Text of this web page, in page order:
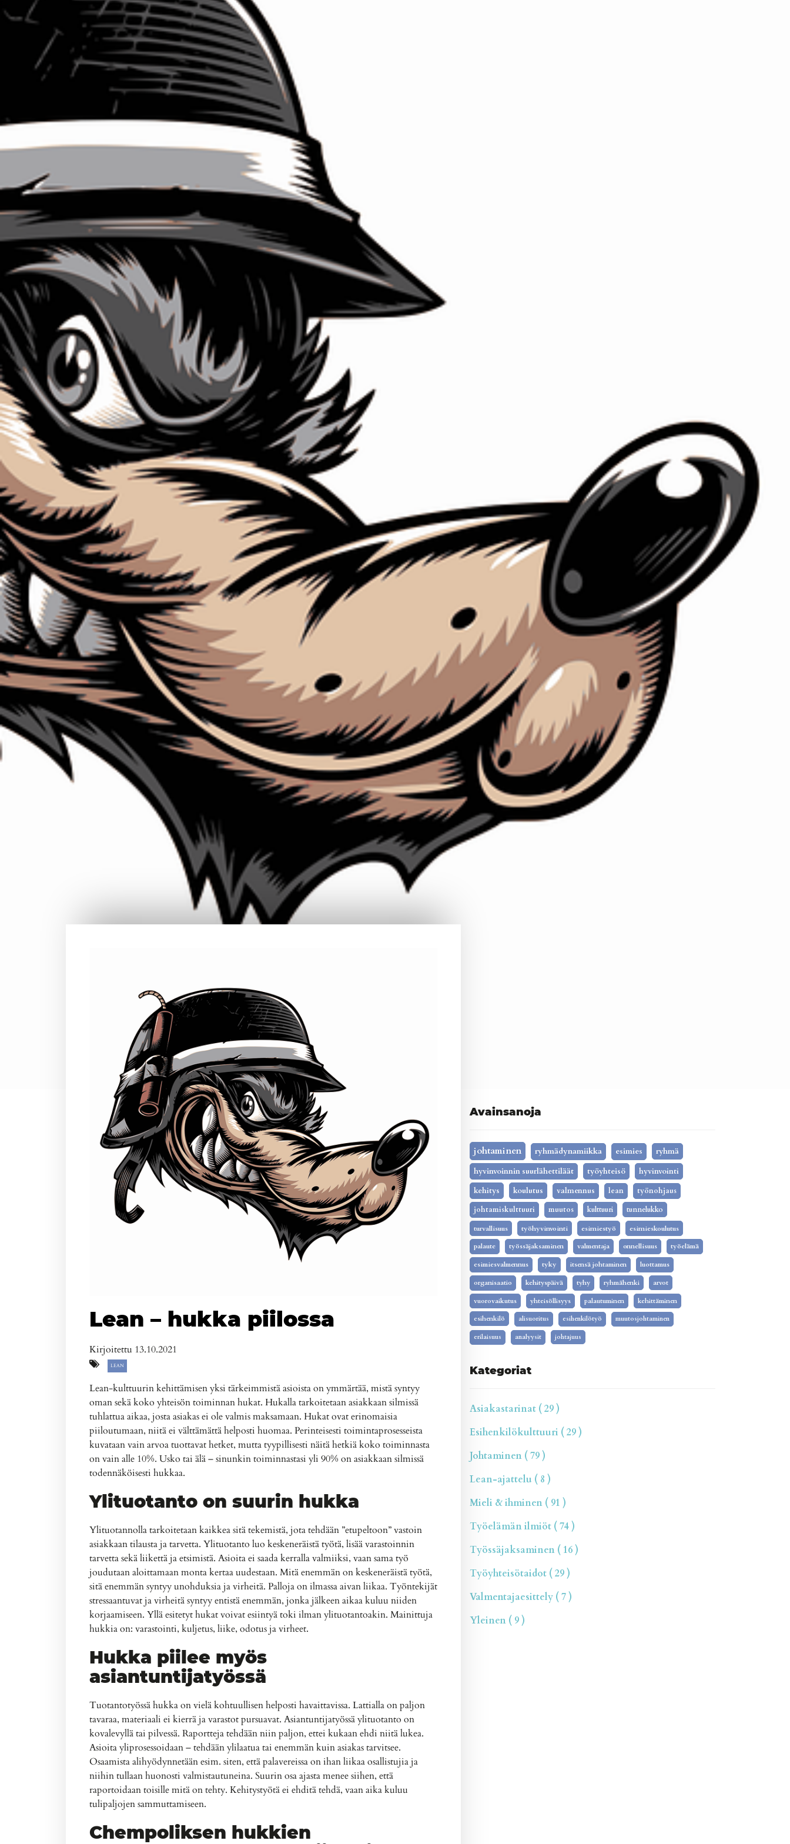
Lean – hukka piilossa
Kirjoitettu 13.10.2021
LEAN
Lean-kulttuurin kehittämisen yksi tärkeimmistä asioista on ymmärtää, mistä syntyy
oman sekä koko yhteisön toiminnan hukat. Hukalla tarkoitetaan asiakkaan silmissä
tuhlattua aikaa, josta asiakas ei ole valmis maksamaan. Hukat ovat erinomaisia
piiloutumaan, niitä ei välttämättä helposti huomaa. Perinteisesti toimintaprosesseista
kuvataan vain arvoa tuottavat hetket, mutta tyypillisesti näitä hetkiä koko toiminnasta
on vain alle 10%. Usko tai älä – sinunkin toiminnastasi yli 90% on asiakkaan silmissä
todennäköisesti hukkaa.
Ylituotanto on suurin hukka
Ylituotannolla tarkoitetaan kaikkea sitä tekemistä, jota tehdään ”etupeltoon” vastoin
asiakkaan tilausta ja tarvetta. Ylituotanto luo keskeneräistä työtä, lisää varastoinnin
tarvetta sekä liikettä ja etsimistä. Asioita ei saada kerralla valmiiksi, vaan sama työ
joudutaan aloittamaan monta kertaa uudestaan. Mitä enemmän on keskeneräistä työtä,
sitä enemmän syntyy unohduksia ja virheitä. Palloja on ilmassa aivan liikaa. Työntekijät
stressaantuvat ja virheitä syntyy entistä enemmän, jonka jälkeen aikaa kuluu niiden
korjaamiseen. Yllä esitetyt hukat voivat esiintyä toki ilman ylituotantoakin. Mainittuja
hukkia on: varastointi, kuljetus, liike, odotus ja virheet.
Hukka piilee myös
asiantuntijatyössä
Tuotantotyössä hukka on vielä kohtuullisen helposti havaittavissa. Lattialla on paljon
tavaraa, materiaali ei kierrä ja varastot pursuavat. Asiantuntijatyössä ylituotanto on
kovalevyllä tai pilvessä. Raportteja tehdään niin paljon, ettei kukaan ehdi niitä lukea.
Asioita yliprosessoidaan – tehdään ylilaatua tai enemmän kuin asiakas tarvitsee.
Osaamista alihyödynnetään esim. siten, että palavereissa on ihan liikaa osallistujia ja
niihin tullaan huonosti valmistautuneina. Suurin osa ajasta menee siihen, että
raportoidaan toisille mitä on tehty. Kehitystyötä ei ehditä tehdä, vaan aika kuluu
tulipaljojen sammuttamiseen.
Chempoliksen hukkien
Avainsanoja
johtaminen ryhmädynamiikka esimies
ryhmä
hyvinvoinnin suurlähettiläät
työyhteisö
hyvinvointi
kehitys
koulutus valmennus lean
työnohjaus
johtamiskulttuuri
muutos kulttuuri
tunnelukko
turvallisuus
työhyvinvointi esimiestyö esimieskoulutus
palaute työssäjaksaminen valmentaja onnellisuus työelämä
esimiesvalmennus tyky itsensä johtaminen luottamus
organisaatio kehityspäivä tyhy ryhmähenki arvot
vuorovaikutus yhteisöllisyys palautuminen
kehittäminen
esihenkilö
alisuoritus esihenkilötyö muutosjohtaminen
erilaisuus analyysit johtajuus
Kategoriat
Asiakastarinat ( 29 )
Esihenkilökulttuuri ( 29 )
Johtaminen ( 79 )
Lean-ajattelu ( 8 )
Mieli & ihminen ( 91 )
Työelämän ilmiöt ( 74 )
Työssäjaksaminen ( 16 )
Työyhteisötaidot ( 29 )
Valmentajaesittely ( 7 )
Yleinen ( 9 )